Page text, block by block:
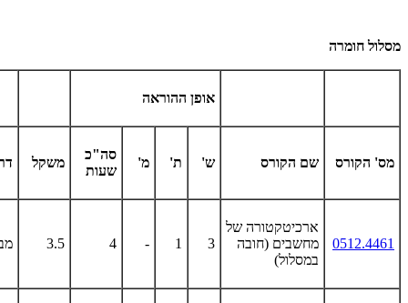
מסלול חומרה
אופן ההוראה
מס' הקורס שם הקורס ש' ת' מ'
סה"כ
שעות
משקל
0512.4461
ארכיטקטורה של
מחשבים (חובה
במסלול)
3
1
-
4
3.5